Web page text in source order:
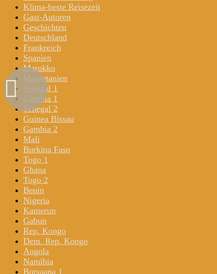
Klima-beste Reisezeit
Gast-Autoren
Geschichten
Deutschland
Frankreich
Spanien
Marokko
Mauretanien
Senegal 1
Gambia 1
Senegal 2
Guinea Bissau
Gambia 2
Mali
Burkina Faso
Togo 1
Ghana
Togo 2
Benin
Nigeria
Kamerun
Gabun
Rep. Kongo
Dem. Rep. Kongo
Angola
Namibia
Botsuana 1